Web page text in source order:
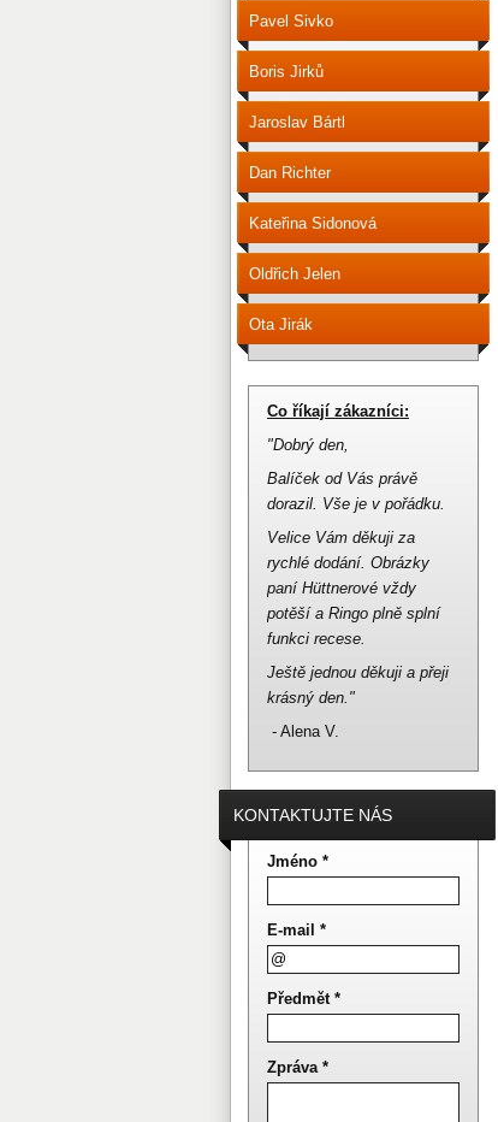
Pavel Sivko
Boris Jirků
Jaroslav Bártl
Dan Richter
Kateřina Sidonová
Oldřich Jelen
Ota Jirák
Co říkají zákazníci:
"Dobrý den,
Balíček od Vás právě
dorazil. Vše je v pořádku.
Velice Vám děkuji za
rychlé dodání. Obrázky
paní Hüttnerové vždy
potěší a Ringo plně splní
funkci recese.
Ještě jednou děkuji a přeji
krásný den."
- Alena V.
KONTAKTUJTE NÁS
Jméno *
E-mail *
Předmět *
Zpráva *